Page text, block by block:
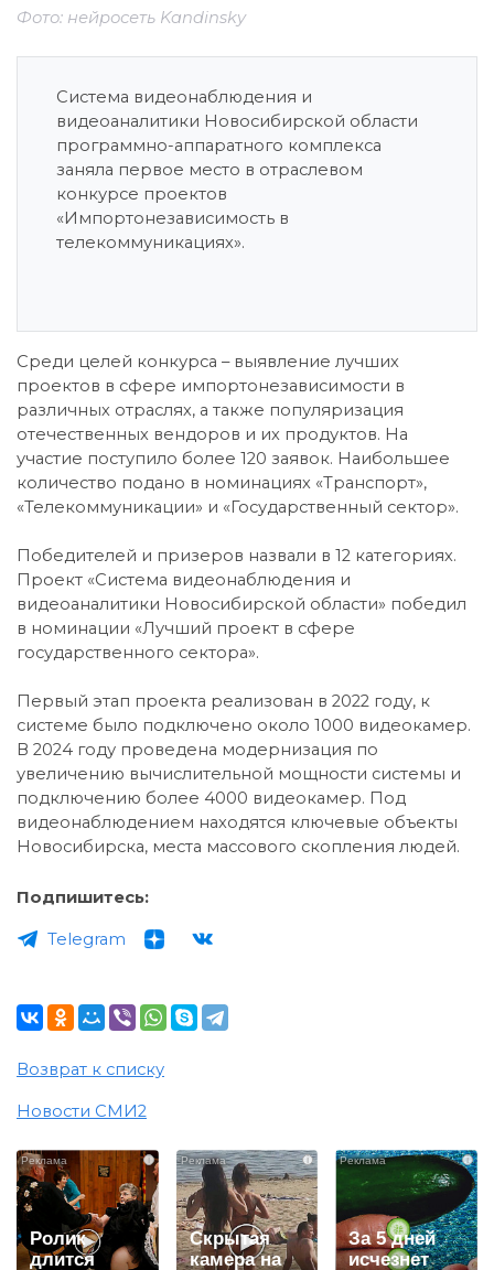
Фото: нейросеть Kandinsky
Система видеонаблюдения и
видеоаналитики Новосибирской области
программно-аппаратного комплекса
заняла первое место в отраслевом
конкурсе проектов
«Импортонезависимость в
телекоммуникациях».
Среди целей конкурса – выявление лучших
проектов в сфере импортонезависимости в
различных отраслях, а также популяризация
отечественных вендоров и их продуктов. На
участие поступило более 120 заявок. Наибольшее
количество подано в номинациях «Транспорт»,
«Телекоммуникации» и «Государственный сектор».
Победителей и призеров назвали в 12 категориях.
Проект «Система видеонаблюдения и
видеоаналитики Новосибирской области» победил
в номинации «Лучший проект в сфере
государственного сектора».
Первый этап проекта реализован в 2022 году, к
системе было подключено около 1000 видеокамер.
В 2024 году проведена модернизация по
увеличению вычислительной мощности системы и
подключению более 4000 видеокамер. Под
видеонаблюдением находятся ключевые объекты
Новосибирска, места массового скопления людей.
Подпишитесь:
Telegram
Возврат к списку
Новости СМИ2
i
Ролик
длится
i
Скрытая
камера на
i
За 5 дней
исчезнет